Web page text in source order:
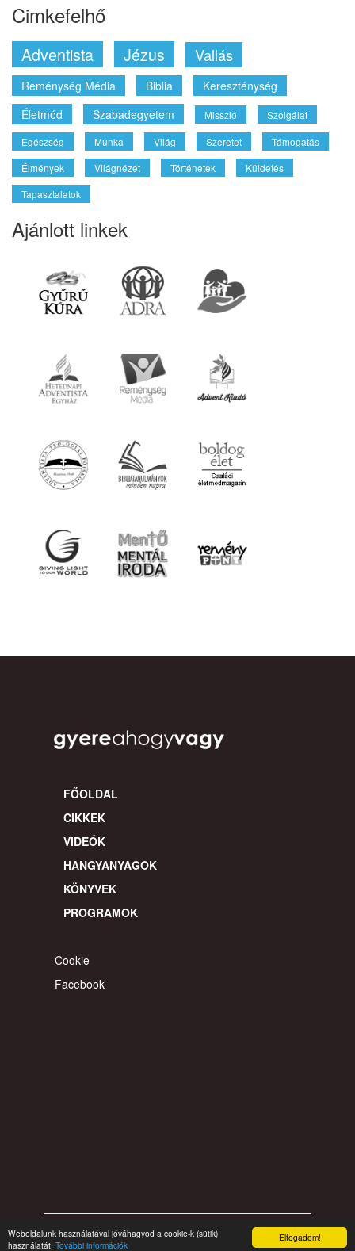
Elfogadom!
Weboldalunk használatával jóváhagyod a cookie-k (sütik)
használatát. További információk
Cimkefelhő
Adventista Jézus Vallás
Reménység Média Biblia
Kereszténység
Életmód
Szabadegyetem Misszió
Szolgálat
Egészség
Munka Világ Szeretet
Támogatás
Élmények
Világnézet Történetek
Küldetés
Tapasztalatok
Ajánlott linkek
FŐOLDAL
CIKKEK
VIDEÓK
HANGYANYAGOK
KÖNYVEK
PROGRAMOK
Cookie
Facebook
© 2026 gyereahogyvagy. Minden jog fentartva.